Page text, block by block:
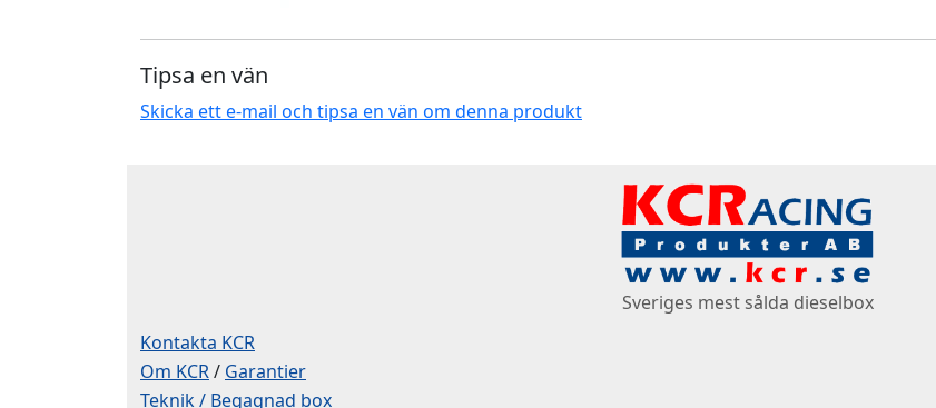
Tipsa en vän
Skicka ett e-mail och tipsa en vän om denna produkt
Sveriges mest sålda dieselbox
Kontakta KCR
Om KCR/ Garantier
Teknik / Begagnad box